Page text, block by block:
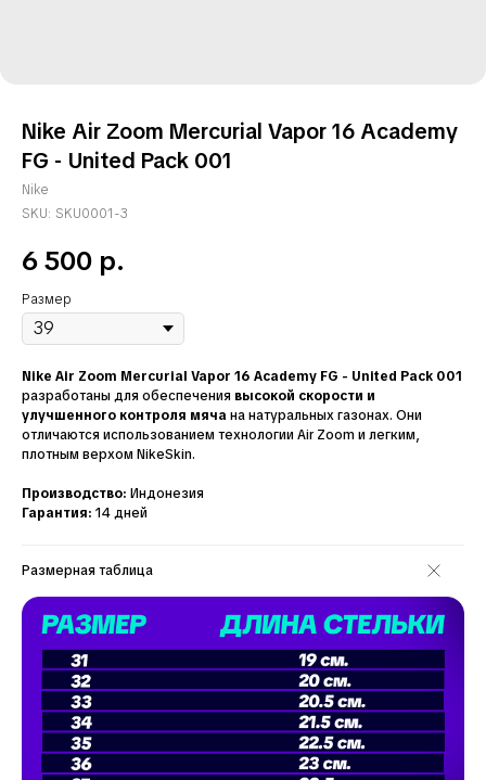
Nike Air Zoom Mercurial Vapor 16 Academy
FG - United Pack 001
Nike
SKU: SKU0001-3
6 500 р.
Размер
Nike Air Zoom Mercurial Vapor 16 Academy FG - United Pack 001
разработаны для обеспечения высокой скорости и
улучшенного контроля мячана натуральных газонах. Они
отличаются использованием технологии Air Zoom и легким,
плотным верхом NikeSkin.
Производство: Индонезия
Гарантия: 14 дней
Размерная таблица